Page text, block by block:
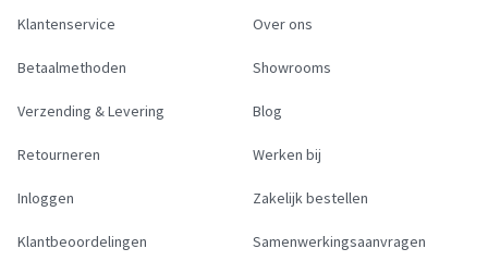
Klantenservice
Betaalmethoden
Verzending & Levering
Retourneren
Inloggen
Klantbeoordelingen
Over ons
Showrooms
Blog
Werken bij
Zakelijk bestellen
Samenwerkingsaanvragen